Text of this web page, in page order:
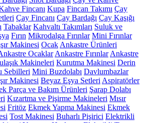
Fincanı Kupa Fincan Takımı Çay
Çay Fincanı Çay Bardağı Çay Kaşığı
Tabaklar Kahvaltı Takımları Suluk ve
Fırın Mikrodalga Fırınlar Mini Fırınlar
Makinesi Ocak Ankastre Ürünleri
Ocaklar Ankastre Fırınlar Ankastre
Makineleri Kurutma Makinesi Derin
Sebilleri Mini Buzdolabı Davlumbazlar
Makinesi Beyaz Eşya Setleri Aspiratörler
Parça ve Bakım Ürünleri Şarap Dolabı
Kızartma ve Pişirme Makineleri Mısır
Fritöz Ekmek Yapma Makinesi Ekmek
Tost Makinesi Buharlı Pişirici Elektrikli